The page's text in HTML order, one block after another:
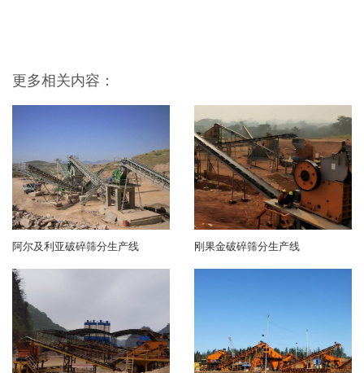
更多相关内容：
阿尔及利亚破碎筛分生产线 刚果金破碎筛分生产线